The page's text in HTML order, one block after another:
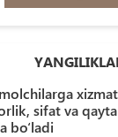
sifat va
bo‘ladi